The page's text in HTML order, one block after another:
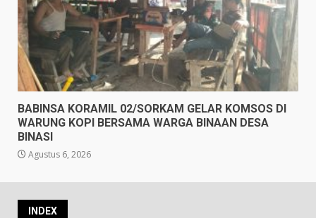
BABINSA KORAMIL 02/SORKAM GELAR KOMSOS DI
WARUNG KOPI BERSAMA WARGA BINAAN DESA
BINASI
Agustus 6, 2026
INDEX